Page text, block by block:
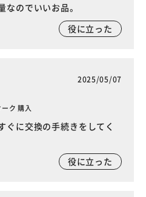
のでいいお品。
役に立った
2025/05/07
ク 購入
ぐに交換の手続きをしてく
役に立った